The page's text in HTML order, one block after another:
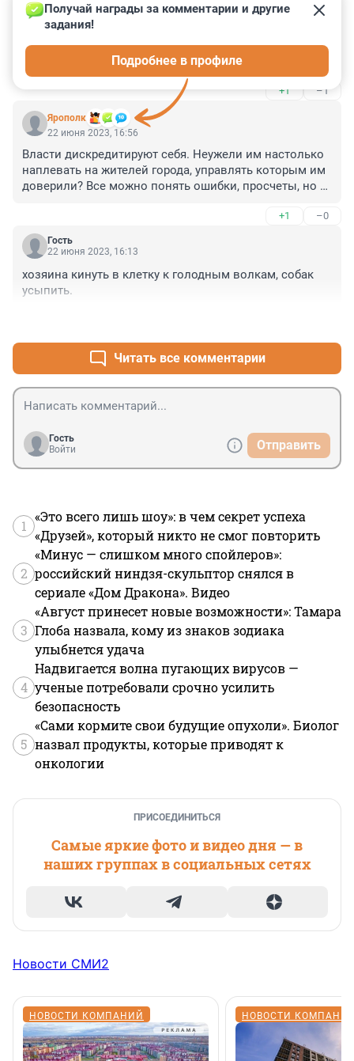
22 июня 2023, 19:56
Беспредел продолжается, когда -то , на углу замшина
и полюстровки у меня погиб ши- тцу, укус ротвейлера,
прогулки без намордника так и продолжались, они
входят в кураж, в наморднике гулять - показать свою
слабость, привезти своих убийц на купание, сколько
собак погибло, а этому наплевать , безнаказанность ,
малышечку очень жаль, мои соболезнования
+1 –1
Ярополк
Получай награды за комментарии и другие
задания!
Подробнее в профиле
22 июня 2023, 16:56
Власти дискредитируют себя. Неужели им настолько
наплевать на жителей города, управлять которым им
доверили? Все можно понять ошибки, просчеты, но
+1 –0
Гость
22 июня 2023, 16:13
хозяина кинуть в клетку к голодным волкам, собак
усыпить.
Читать все комментарии
Гость
Войти
Отправить
1
«Это всего лишь шоу»: в чем секрет успеха
«Друзей», который никто не смог повторить
2
«Минус — слишком много спойлеров»:
российский ниндзя-скульптор снялся в
сериале «Дом Дракона». Видео
3
«Август принесет новые возможности»: Тамара
Глоба назвала, кому из знаков зодиака
улыбнется удача
4
Надвигается волна пугающих вирусов —
ученые потребовали срочно усилить
безопасность
5
«Сами кормите свои будущие опухоли». Биолог
назвал продукты, которые приводят к
онкологии
ПРИСОЕДИНИТЬСЯ
Самые яркие фото и видео дня — в
наших группах в социальных сетях
Новости СМИ2
НОВОСТИ КОМПАНИЙ НОВОСТИ